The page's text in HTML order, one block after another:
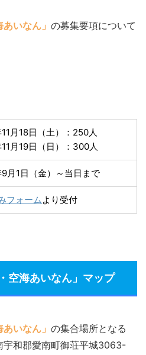
いなん」 の募集要項について
月18日（土）：250人
月19日（日）：300人
月1日（金）～当日まで
フォームより受付
空海あいなん」マップ
いなん」 の集合場所となる
宇和郡愛南町御荘平城3063-